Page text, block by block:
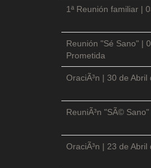
1ª Reunión familiar |
Reunión "Sé Sano" |
Prometida
OraciÃ³n | 30 de
ReuniÃ³n "SÃ©
OraciÃ³n | 23 de